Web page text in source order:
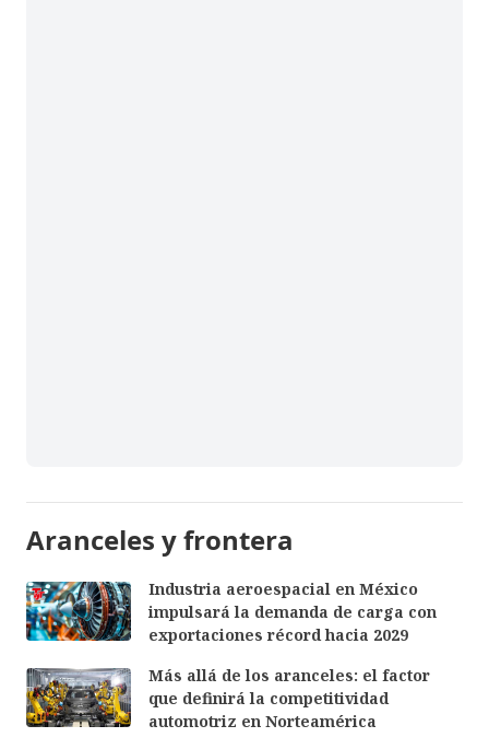
Aranceles y frontera
Industria aeroespacial en México
impulsará la demanda de carga con
exportaciones récord hacia 2029
Más allá de los aranceles: el factor
que definirá la competitividad
automotriz en Norteamérica